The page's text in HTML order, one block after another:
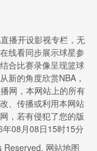
播开设影视专栏，无
线看同步展示球星参
合比赛录像呈现篮球
新的角度欣赏NBA，
网，本网站上的所有
、传播或利用本网站
，若有侵犯了您的版
08月08日15时15分
Reserved. 网站地图